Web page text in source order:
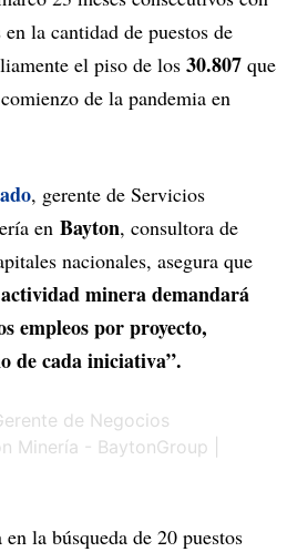
la cantidad de puestos de
el piso de los 30.807 que
de la pandemia en
, gerente de Servicios
en Bayton, consultora de
nacionales, asegura que
minera demandará
empleos por proyecto,
de cada iniciativa”.
la búsqueda de 20 puestos